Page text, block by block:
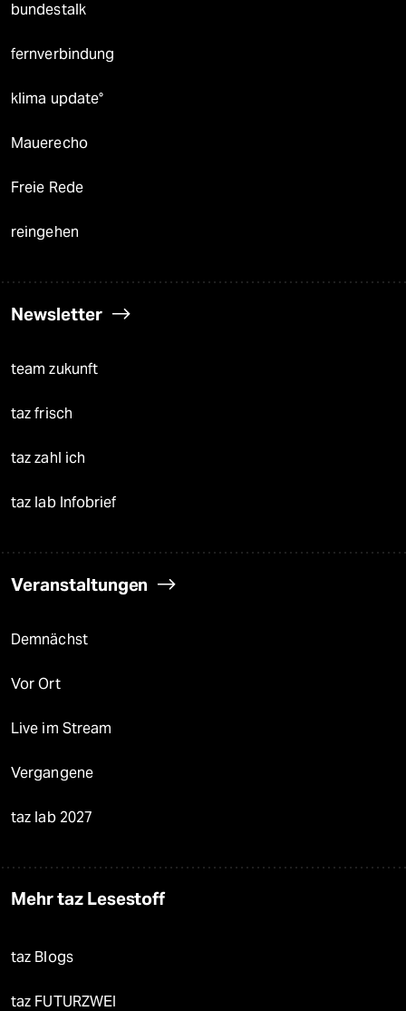
bundestalk
fernverbindung
klima update°
Mauerecho
Freie Rede
reingehen
Newsletter
team zukunft
taz frisch
taz zahl ich
taz lab Infobrief
Veranstaltungen
Demnächst
Vor Ort
Live im Stream
Vergangene
taz lab 2027
Mehr taz Lesestoff
taz Blogs
taz FUTURZWEI